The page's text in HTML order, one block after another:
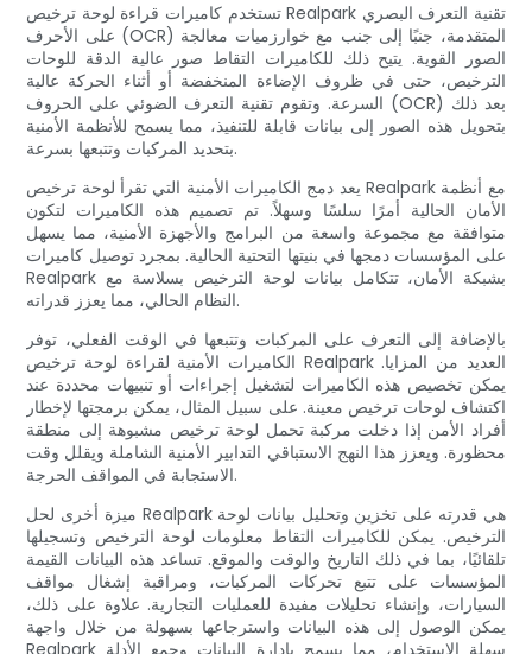
تستخدم كاميرات قراءة لوحة ترخيص Realpark تقنية التعرف البصري
على الأحرف (OCR) المتقدمة، جنبًا إلى جنب مع خوارزميات معالجة
الصور القوية. يتيح ذلك للكاميرات التقاط صور عالية الدقة للوحات
الترخيص، حتى في ظروف الإضاءة المنخفضة أو أثناء الحركة عالية
السرعة. وتقوم تقنية التعرف الضوئي على الحروف (OCR) بعد ذلك
بتحويل هذه الصور إلى بيانات قابلة للتنفيذ، مما يسمح للأنظمة الأمنية
بتحديد المركبات وتتبعها بسرعة.
يعد دمج الكاميرات الأمنية التي تقرأ لوحة ترخيص Realpark مع أنظمة
الأمان الحالية أمرًا سلسًا وسهلاً. تم تصميم هذه الكاميرات لتكون
متوافقة مع مجموعة واسعة من البرامج والأجهزة الأمنية، مما يسهل
على المؤسسات دمجها في بنيتها التحتية الحالية. بمجرد توصيل كاميرات
Realpark بشبكة الأمان، تتكامل بيانات لوحة الترخيص بسلاسة مع
النظام الحالي، مما يعزز قدراته.
بالإضافة إلى التعرف على المركبات وتتبعها في الوقت الفعلي، توفر
الكاميرات الأمنية لقراءة لوحة ترخيص Realpark العديد من المزايا.
يمكن تخصيص هذه الكاميرات لتشغيل إجراءات أو تنبيهات محددة عند
اكتشاف لوحات ترخيص معينة. على سبيل المثال، يمكن برمجتها لإخطار
أفراد الأمن إذا دخلت مركبة تحمل لوحة ترخيص مشبوهة إلى منطقة
محظورة. ويعزز هذا النهج الاستباقي التدابير الأمنية الشاملة ويقلل وقت
الاستجابة في المواقف الحرجة.
ميزة أخرى لحل Realpark هي قدرته على تخزين وتحليل بيانات لوحة
الترخيص. يمكن للكاميرات التقاط معلومات لوحة الترخيص وتسجيلها
تلقائيًا، بما في ذلك التاريخ والوقت والموقع. تساعد هذه البيانات القيمة
المؤسسات على تتبع تحركات المركبات، ومراقبة إشغال مواقف
السيارات، وإنشاء تحليلات مفيدة للعمليات التجارية. علاوة على ذلك،
يمكن الوصول إلى هذه البيانات واسترجاعها بسهولة من خلال واجهة